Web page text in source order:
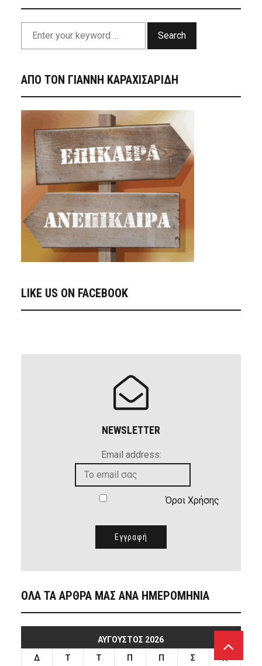
Search
ΑΠΟ ΤΟΝ ΓΙΑΝΝΗ ΚΑΡΑΧΙΣΑΡΙΔΗ
LIKE US ON FACEBOOK
NEWSLETTER
Email address:
Όροι Χρήσης
ΟΛΑ ΤΑ ΑΡΘΡΑ ΜΑΣ ΑΝΑ ΗΜΕΡΟΜΗΝΙΑ
ΑΎΓΟΥΣΤΟΣ 2026
Δ
Τ Τ Π Π Σ